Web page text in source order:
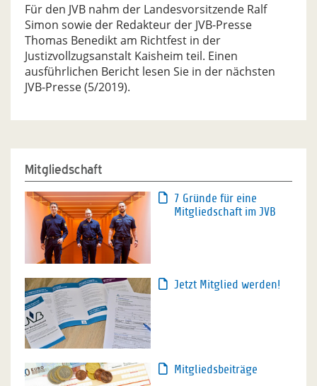
Für den JVB nahm der Landesvorsitzende Ralf
Simon sowie der Redakteur der JVB-Presse
Thomas Benedikt am Richtfest in der
Justizvollzugsanstalt Kaisheim teil. Einen
ausführlichen Bericht lesen Sie in der nächsten
JVB-Presse (5/2019).
Mitgliedschaft
7 Gründe für eine
Mitgliedschaft im JVB
Jetzt Mitglied werden!
Mitgliedsbeiträge